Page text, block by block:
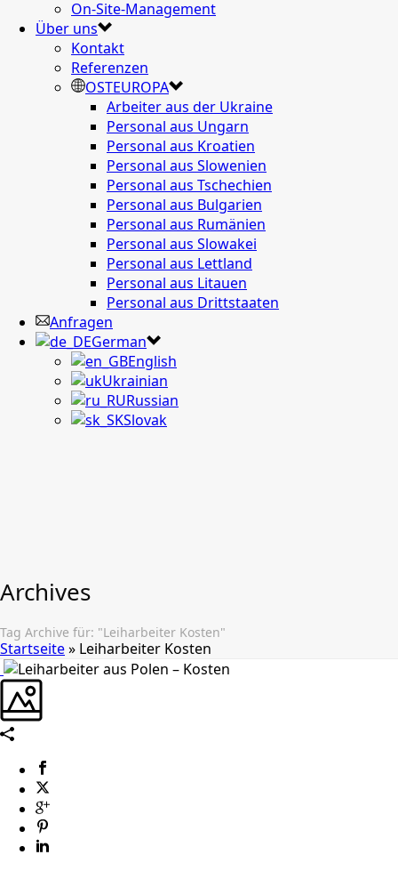
On-Site-Management
Über uns
Kontakt
Referenzen
OSTEUROPA
Arbeiter aus der Ukraine
Personal aus Ungarn
Personal aus Kroatien
Personal aus Slowenien
Personal aus Tschechien
Personal aus Bulgarien
Personal aus Rumänien
Personal aus Slowakei
Personal aus Lettland
Personal aus Litauen
Personal aus Drittstaaten
Anfragen
German
English
Ukrainian
Russian
Slovak
Archives
Tag Archive für: "Leiharbeiter Kosten"
Startseite» Leiharbeiter Kosten